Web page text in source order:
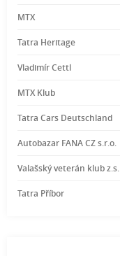
MTX
Tatra Heritage
Vladimír Cettl
MTX Klub
Tatra Cars Deutschland
Autobazar FANA CZ s.r.o.
Valašský veterán klub z.s.
Tatra Příbor